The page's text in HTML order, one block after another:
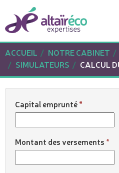
ACCUEIL
NOTRE CABINET
SIMULATEURS
CALCUL
Capital emprunté
Montant des versements